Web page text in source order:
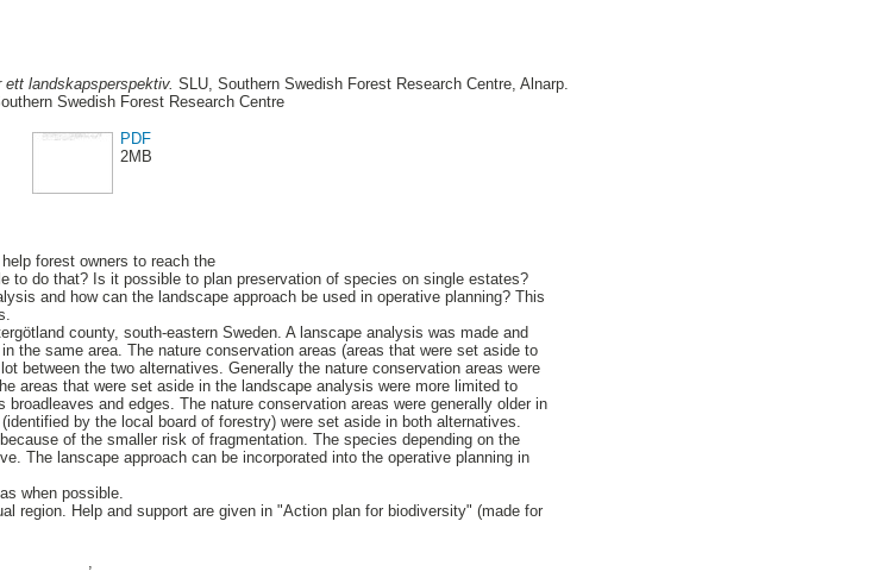
landskapsperspektiv. SLU, Southern Swedish Forest Research Centre, Alnarp.
Swedish Forest Research Centre
PDF
2MB
forest owners to reach the
to do that? Is it possible to plan preservation of species on single estates?
and how can the landscape approach be used in operative planning? This
county, south-eastern Sweden. A lanscape analysis was made and
the same area. The nature conservation areas (areas that were set aside to
between the two alternatives. Generally the nature conservation areas were
areas that were set aside in the landscape analysis were more limited to
and edges. The nature conservation areas were generally older in
by the local board of forestry) were set aside in both alternatives.
of the smaller risk of fragmentation. The species depending on the
The lanscape approach can be incorporated into the operative planning in
when possible.
region. Help and support are given in "Action plan for biodiversity" (made for